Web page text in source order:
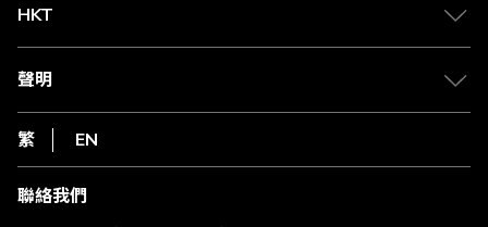
Club Shopping 商品領取站
常見問題
HKT
csl.
1010
HKT
聲明
私隱聲明
使用條款
條款及細則
不歧視及不騷擾聲明
繁 EN
聯絡我們